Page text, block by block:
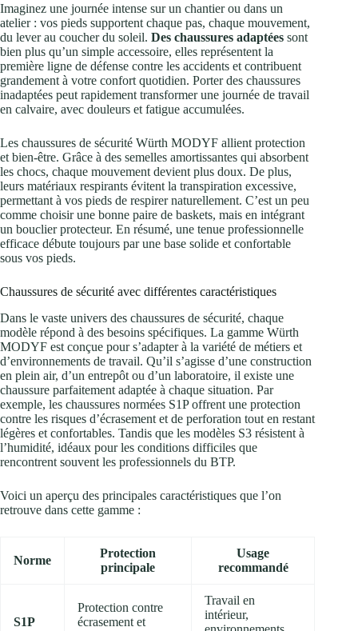
Imaginez une journée intense sur un chantier ou dans un
atelier : vos pieds supportent chaque pas, chaque mouvement,
du lever au coucher du soleil. Des chaussures adaptées sont
bien plus qu’un simple accessoire, elles représentent la
première ligne de défense contre les accidents et contribuent
grandement à votre confort quotidien. Porter des chaussures
inadaptées peut rapidement transformer une journée de travail
en calvaire, avec douleurs et fatigue accumulées.
Les chaussures de sécurité Würth MODYF allient protection
et bien-être. Grâce à des semelles amortissantes qui absorbent
les chocs, chaque mouvement devient plus doux. De plus,
leurs matériaux respirants évitent la transpiration excessive,
permettant à vos pieds de respirer naturellement. C’est un peu
comme choisir une bonne paire de baskets, mais en intégrant
un bouclier protecteur. En résumé, une tenue professionnelle
efficace débute toujours par une base solide et confortable
sous vos pieds.
Chaussures de sécurité avec différentes caractéristiques
Dans le vaste univers des chaussures de sécurité, chaque
modèle répond à des besoins spécifiques. La gamme Würth
MODYF est conçue pour s’adapter à la variété de métiers et
d’environnements de travail. Qu’il s’agisse d’une construction
en plein air, d’un entrepôt ou d’un laboratoire, il existe une
chaussure parfaitement adaptée à chaque situation. Par
exemple, les chaussures normées S1P offrent une protection
contre les risques d’écrasement et de perforation tout en restant
légères et confortables. Tandis que les modèles S3 résistent à
l’humidité, idéaux pour les conditions difficiles que
rencontrent souvent les professionnels du BTP.
Voici un aperçu des principales caractéristiques que l’on
retrouve dans cette gamme :
Norme
Protection
principale
Usage
recommandé
S1P
Protection contre
écrasement et
Travail en
intérieur,